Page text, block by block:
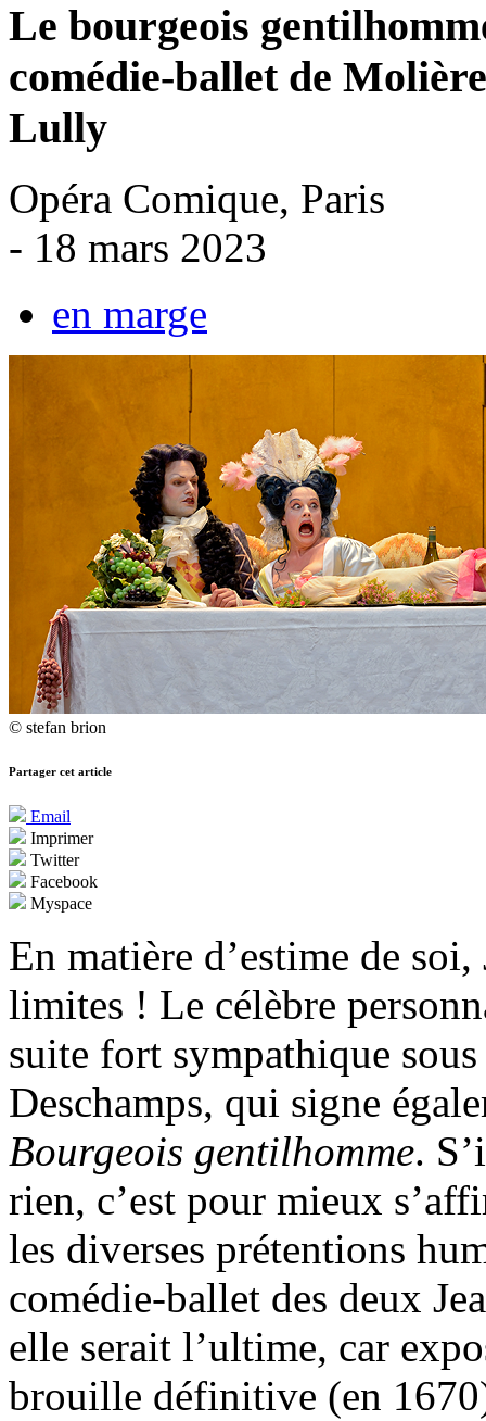
Le bourgeois
comédie-ballet de
Lully
Opéra Comique, Paris
- 18 mars 2023
en marge
© stefan brion
Partager cet article
Email
Imprimer
Twitter
Facebook
Myspace
En matière d’estime de
limites ! Le célèbre
suite fort sympathique
Deschamps, qui signe
Bourgeois gentilhomme.
rien, c’est pour mieux
les diverses prétentions
comédie-ballet des deux
elle serait l’ultime, car
brouille définitive (en